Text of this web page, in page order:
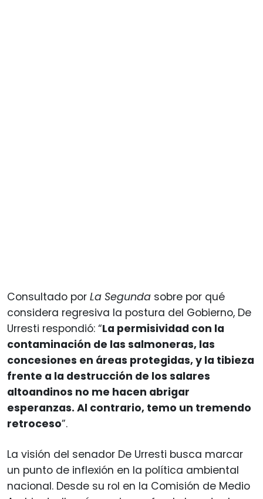
Consultado por La Segunda sobre por qué
considera regresiva la postura del Gobierno, De
Urresti respondió: “La permisividad con la
contaminación de las salmoneras, las
concesiones en áreas protegidas, y la tibieza
frente a la destrucción de los salares
altoandinos no me hacen abrigar
esperanzas. Al contrario, temo un tremendo
retroceso”.
La visión del senador De Urresti busca marcar
un punto de inflexión en la política ambiental
nacional. Desde su rol en la Comisión de Medio